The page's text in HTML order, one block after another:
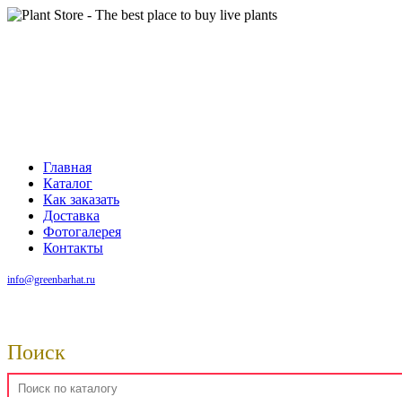
Главная
Каталог
Как заказать
Доставка
Фотогалерея
Контакты
info@greenbarhat.ru
Поиск